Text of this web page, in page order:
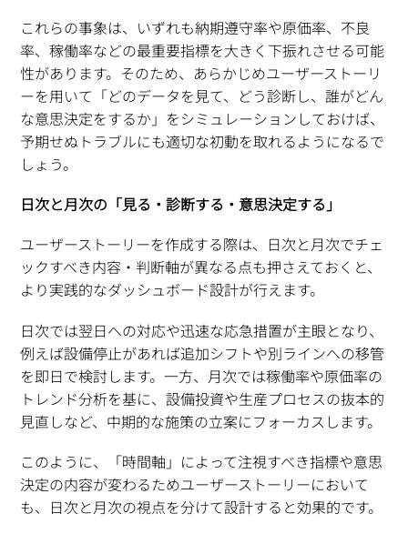
これらの事象は、いずれも納期遵守率や原価率、不良
率、稼働率などの最重要指標を大きく下振れさせる可能
性があります。そのため、あらかじめユーザーストーリ
ーを用いて「どのデータを見て、どう診断し、誰がどん
な意思決定をするか」をシミュレーションしておけば、
予期せぬトラブルにも適切な初動を取れるようになるで
しょう。
日次と月次の「見る・診断する・意思決定する」
ユーザーストーリーを作成する際は、日次と月次でチェ
ックすべき内容・判断軸が異なる点も押さえておくと、
より実践的なダッシュボード設計が行えます。
日次では翌日への対応や迅速な応急措置が主眼となり、
例えば設備停止があれば追加シフトや別ラインへの移管
を即日で検討します。一方、月次では稼働率や原価率の
トレンド分析を基に、設備投資や生産プロセスの抜本的
見直しなど、中期的な施策の立案にフォーカスします。
このように、「時間軸」によって注視すべき指標や意思
決定の内容が変わるためユーザーストーリーにおいて
も、日次と月次の視点を分けて設計すると効果的です。